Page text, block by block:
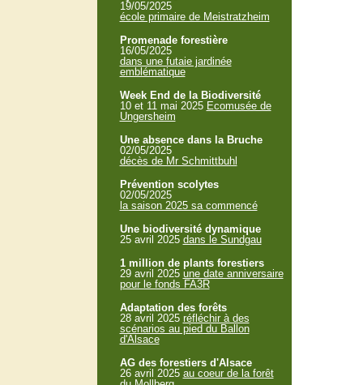
19/05/2025
école primaire de Meistratzheim
Promenade forestière
16/05/2025
dans une futaie jardinée
emblématique
Week End de la Biodiversité
10 et 11 mai 2025 Ecomusée de
Ungersheim
Une absence dans la Bruche
02/05/2025
décès de Mr Schmittbuhl
Prévention scolytes
02/05/2025
la saison 2025 sa commencé
Une biodiversité dynamique
25 avril 2025 dans le Sundgau
1 million de plants forestiers
29 avril 2025 une date anniversaire
pour le fonds FA3R
Adaptation des forêts
28 avril 2025 réfléchir à des
scénarios au pied du Ballon
d'Alsace
AG des forestiers d'Alsace
26 avril 2025 au coeur de la forêt